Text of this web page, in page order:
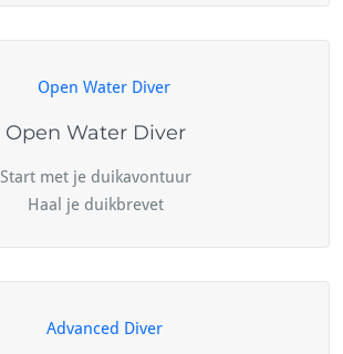
Open Water Diver
Start met je duikavontuur
Haal je duikbrevet